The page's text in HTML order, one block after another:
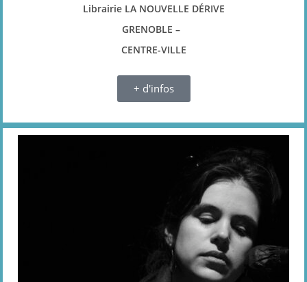
Librairie LA NOUVELLE DÉRIVE
GRENOBLE –
CENTRE-VILLE
+ d'infos